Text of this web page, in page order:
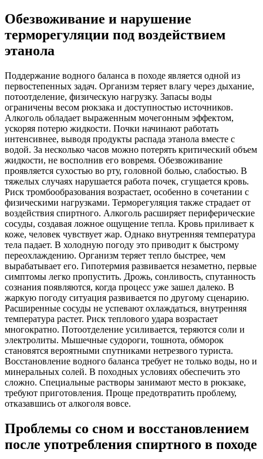
Обезвоживание и нарушение
терморегуляции под воздействием
этанола
Поддержание водного баланса в походе является одной из
первостепенных задач. Организм теряет влагу через дыхание,
потоотделение, физическую нагрузку. Запасы воды
ограничены весом рюкзака и доступностью источников.
Алкоголь обладает выраженным мочегонным эффектом,
ускоряя потерю жидкости. Почки начинают работать
интенсивнее, выводя продукты распада этанола вместе с
водой. За несколько часов можно потерять критический объем
жидкости, не восполнив его вовремя. Обезвоживание
проявляется сухостью во рту, головной болью, слабостью. В
тяжелых случаях нарушается работа почек, сгущается кровь.
Риск тромбообразования возрастает, особенно в сочетании с
физическими нагрузками. Терморегуляция также страдает от
воздействия спиртного. Алкоголь расширяет периферические
сосуды, создавая ложное ощущение тепла. Кровь приливает к
коже, человек чувствует жар. Однако внутренняя температура
тела падает. В холодную погоду это приводит к быстрому
переохлаждению. Организм теряет тепло быстрее, чем
вырабатывает его. Гипотермия развивается незаметно, первые
симптомы легко пропустить. Дрожь, сонливость, спутанность
сознания появляются, когда процесс уже зашел далеко. В
жаркую погоду ситуация развивается по другому сценарию.
Расширенные сосуды не успевают охлаждаться, внутренняя
температура растет. Риск теплового удара возрастает
многократно. Потоотделение усиливается, теряются соли и
электролиты. Мышечные судороги, тошнота, обморок
становятся вероятными спутниками нетрезвого туриста.
Восстановление водного баланса требует не только воды, но и
минеральных солей. В походных условиях обеспечить это
сложно. Специальные растворы занимают место в рюкзаке,
требуют приготовления. Проще предотвратить проблему,
отказавшись от алкоголя вовсе.
Проблемы со сном и восстановлением
после употребления спиртного в походе